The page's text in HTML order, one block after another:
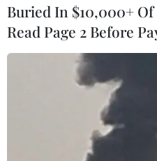
#Tốc mái
Buried In $10,000+
Read Page 2 Before